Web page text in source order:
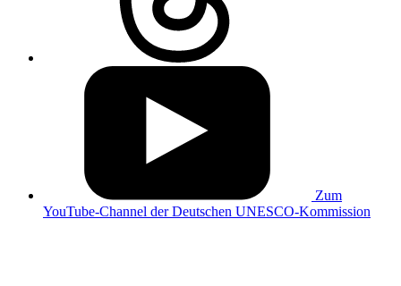
Zum
YouTube-Channel der Deutschen UNESCO-Kommission